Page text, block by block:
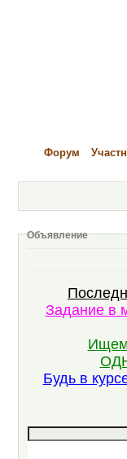
Форум
Объявление
Задание в
Ищем
Будь в